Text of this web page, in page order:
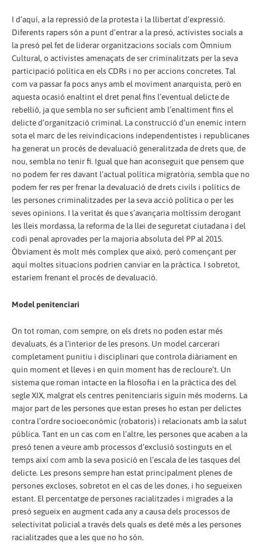
I d’aquí, a la repressió de la protesta i la llibertat d’expressió.
Diferents rapers són a punt d’entrar a la presó, activistes socials a
la presó pel fet de liderar organitzacions socials com Òmnium
Cultural, o activistes amenaçats de ser criminalitzats per la seva
participació política en els CDRs i no per accions concretes. Tal
com va passar fa pocs anys amb el moviment anarquista, però en
aquesta ocasió enaltint el dret penal fins l’eventual delicte de
rebel·lió, ja que sembla no ser suficient amb l’enaltiment fins el
delicte d’organització criminal. La construcció d’un enemic intern
sota el marc de les reivindicacions independentistes i republicanes
ha generat un procés de devaluació generalitzada de drets que, de
nou, sembla no tenir fi. Igual que han aconseguit que pensem que
no podem fer res davant l’actual política migratòria, sembla que no
podem fer res per frenar la devaluació de drets civils i polítics de
les persones criminalitzades per la seva acció política o per les
seves opinions. I la veritat és que s’avançaria moltíssim derogant
les lleis mordassa, la reforma de la llei de seguretat ciutadana i del
codi penal aprovades per la majoria absoluta del PP al 2015.
Òbviament és molt més complex que això, però començant per
aquí moltes situacions podrien canviar en la pràctica. I sobretot,
estaríem frenant el procés de devaluació.
Model penitenciari
On tot roman, com sempre, on els drets no poden estar més
devaluats, és a l’interior de les presons. Un model carcerari
completament punitiu i disciplinari que controla diàriament en
quin moment et lleves i en quin moment has de recloure’t. Un
sistema que roman intacte en la filosofia i en la pràctica des del
segle XIX, malgrat els centres penitenciaris siguin més moderns. La
major part de les persones que estan preses ho estan per delictes
contra l’ordre socioeconòmic (robatoris) i relacionats amb la salut
pública. Tant en un cas com en l’altre, les persones que acaben a la
presó tenen a veure amb processos d’exclusió sostinguts en el
temps així com amb la seva posició en l’escala de les tasques del
delicte. Les presons sempre han estat principalment plenes de
persones excloses, sobretot en el cas de les dones, i ho segueixen
estant. El percentatge de persones racialitzades i migrades a la
presó segueix en augment cada any a causa dels processos de
selectivitat policial a través dels quals es deté més a les persones
racialitzades que a les que no ho són.